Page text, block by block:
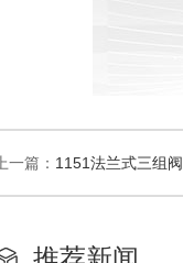
上一篇： 1151法兰式三组阀